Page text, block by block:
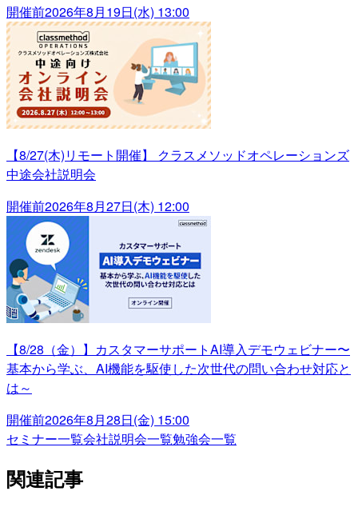
開催前2026年8月19日(水) 13:00
【8/27(木)リモート開催】 クラスメソッドオペレーションズ
中途会社説明会
開催前2026年8月27日(木) 12:00
【8/28（金）】カスタマーサポートAI導入デモウェビナー〜
基本から学ぶ、AI機能を駆使した次世代の問い合わせ対応と
は～
開催前2026年8月28日(金) 15:00
セミナー一覧会社説明会一覧勉強会一覧
関連記事